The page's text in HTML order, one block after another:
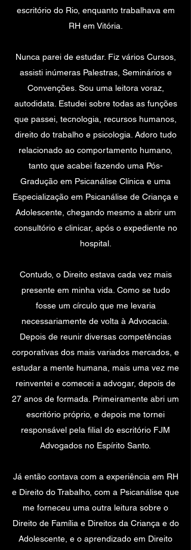
escritório do Rio, enquanto trabalhava em
RH em Vitória.
Nunca parei de estudar. Fiz vários Cursos,
assisti inúmeras Palestras, Seminários e
Convenções. Sou uma leitora voraz,
autodidata. Estudei sobre todas as funções
que passei, tecnologia, recursos humanos,
direito do trabalho e psicologia. Adoro tudo
relacionado ao comportamento humano,
tanto que acabei fazendo uma Pós-
Gradução em Psicanálise Clínica e uma
Especialização em Psicanálise de Criança e
Adolescente, chegando mesmo a abrir um
consultório e clinicar, após o expediente no
hospital.
Contudo, o Direito estava cada vez mais
presente em minha vida. Como se tudo
fosse um círculo que me levaria
necessariamente de volta à Advocacia.
Depois de reunir diversas competências
corporativas dos mais variados mercados, e
estudar a mente humana, mais uma vez me
reinventei e comecei a advogar, depois de
27 anos de formada. Primeiramente abri um
escritório próprio, e depois me tornei
responsável pela filial do escritório FJM
Advogados no Espírito Santo.
Já então contava com a experiência em RH
e Direito do Trabalho, com a Psicanálise que
me forneceu uma outra leitura sobre o
Direito de Família e Direitos da Criança e do
Adolescente, e o aprendizado em Direito